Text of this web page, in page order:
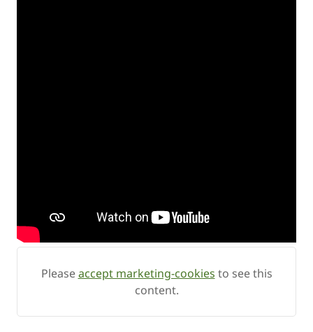
Pleaseaccept marketing-cookies to see this
content.